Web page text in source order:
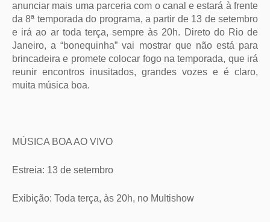
anunciar mais uma parceria com o canal e estará à frente
da 8ª temporada do programa, a partir de 13 de setembro
e irá ao ar toda terça, sempre às 20h. Direto do Rio de
Janeiro, a “bonequinha” vai mostrar que não está para
brincadeira e promete colocar fogo na temporada, que irá
reunir encontros inusitados, grandes vozes e é claro,
muita música boa.
MÚSICA BOA AO VIVO
Estreia: 13 de setembro
Exibição: Toda terça, às 20h, no Multishow